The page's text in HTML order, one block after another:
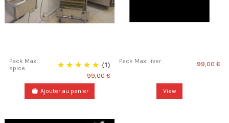
Pack Maxi
spice
(1)
99,00 €
Ajouter au panier
Pack Maxi liver 99,00 €
View